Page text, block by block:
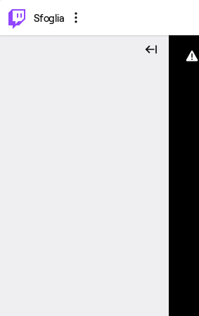
Sfoglia